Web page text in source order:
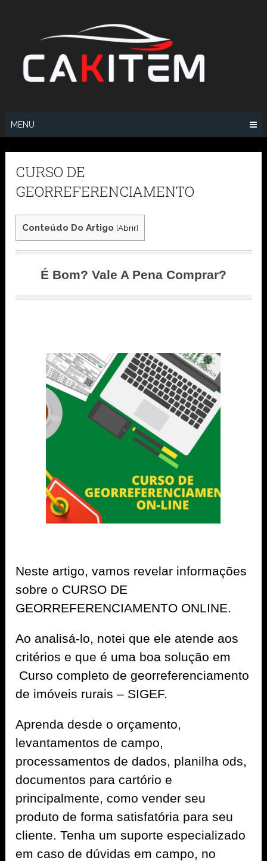
MENU
CURSO DE
GEORREFERENCIAMENTO
Conteúdo Do Artigo [Abrir]
É Bom? Vale A Pena Comprar?
Neste artigo, vamos revelar informações
sobre o CURSO DE
GEORREFERENCIAMENTO ONLINE.
Ao analisá-lo, notei que ele atende aos
critérios e que é uma boa solução em
Curso completo de georreferenciamento
de imóveis rurais – SIGEF.
Aprenda desde o orçamento,
levantamentos de campo,
processamentos de dados, planilha ods,
documentos para cartório e
principalmente, como vender seu
produto de forma satisfatória para seu
cliente. Tenha um suporte especializado
em caso de dúvidas em campo, no